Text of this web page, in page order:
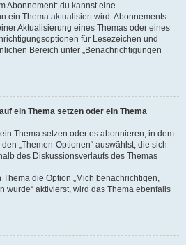
Abonnement: du kannst eine
ein Thema aktualisiert wird. Abonnements
Aktualisierung eines Themas oder eines
für Lesezeichen und
Bereich unter „Benachrichtigungen
ein Thema setzen oder ein Thema
Thema setzen oder es abonnieren, in dem
„Themen-Optionen“ auswählst, die sich
des Diskussionsverlaufs des Themas
die Option „Mich benachrichtigen,
wurde“ aktivierst, wird das Thema ebenfalls